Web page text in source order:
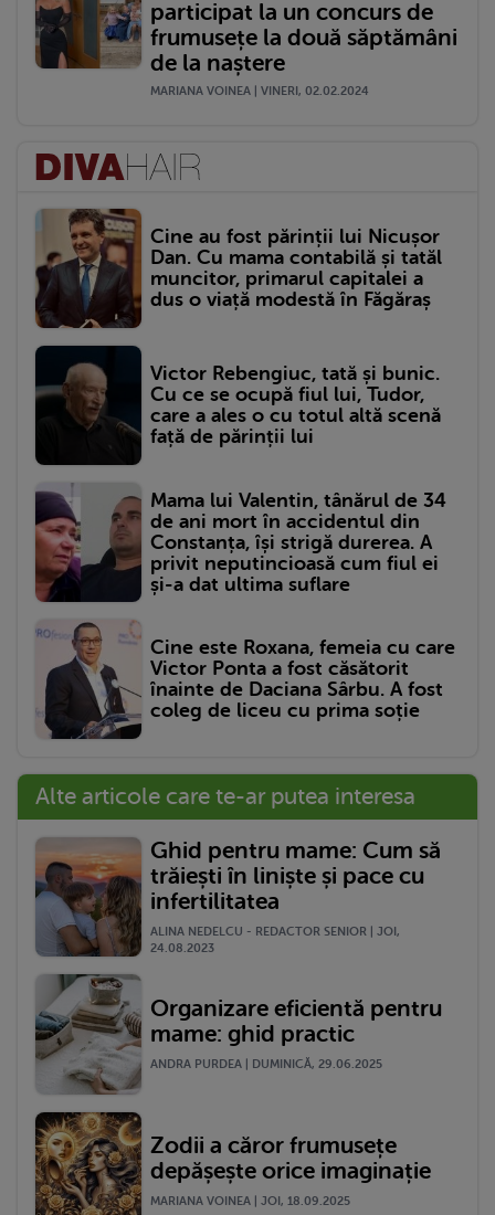
participat la un concurs de
frumusețe la două săptămâni
de la naștere
MARIANA VOINEA | VINERI, 02.02.2024
Cine au fost părinții lui Nicușor
Dan. Cu mama contabilă și tatăl
muncitor, primarul capitalei a
dus o viață modestă în Făgăraș
Victor Rebengiuc, tată și bunic.
Cu ce se ocupă fiul lui, Tudor,
care a ales o cu totul altă scenă
față de părinții lui
Mama lui Valentin, tânărul de 34
de ani mort în accidentul din
Constanța, își strigă durerea. A
privit neputincioasă cum fiul ei
și-a dat ultima suflare
Cine este Roxana, femeia cu care
Victor Ponta a fost căsătorit
înainte de Daciana Sârbu. A fost
coleg de liceu cu prima soție
Alte articole care te-ar putea interesa
Ghid pentru mame: Cum să
trăiești în liniște și pace cu
infertilitatea
ALINA NEDELCU - REDACTOR SENIOR | JOI,
24.08.2023
Organizare eficientă pentru
mame: ghid practic
ANDRA PURDEA | DUMINICĂ, 29.06.2025
Zodii a căror frumusețe
depășește orice imaginație
MARIANA VOINEA | JOI, 18.09.2025